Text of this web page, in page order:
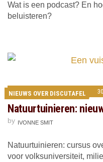
Wat is een podcast? En
beluisteren?
NIEUWS OVER DISCUTAFEL
Natuurtuinieren:
by IVONNE SMIT
Natuurtuinieren: cursus
voor volksuniversiteit,